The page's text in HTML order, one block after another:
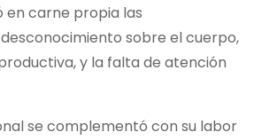
en carne propia las
sobre el cuerpo,
y la falta de atención
se complementó con su labor